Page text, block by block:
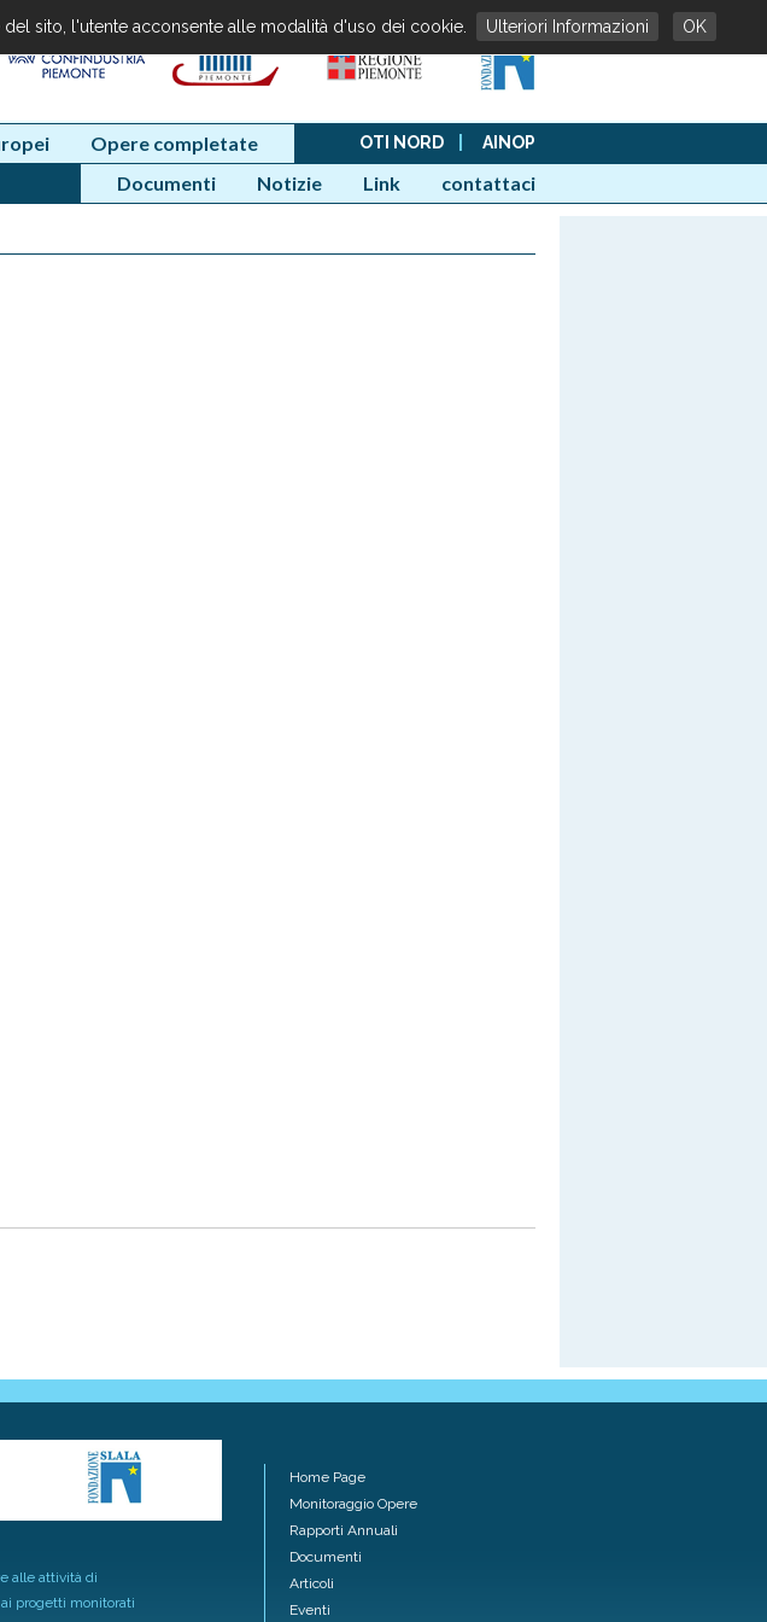
Opere completate OTI NORD AINOP
Documenti Notizie Link contattaci
alle attività di
progetti monitorati
Home Page
Monitoraggio Opere
Rapporti Annuali
Documenti
Articoli
Eventi
sito, l'utente acconsente alle modalità d'uso dei cookie. Ulteriori Informazioni OK